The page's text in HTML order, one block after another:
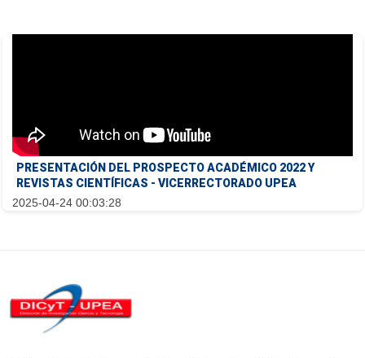
PRESENTACIÓN DEL PROSPECTO ACADÉMICO 2022 Y
REVISTAS CIENTÍFICAS - VICERRECTORADO UPEA
2025-04-24 00:03:28